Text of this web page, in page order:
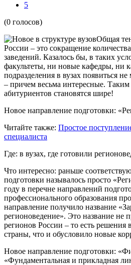
5
(0 голосов)
Общая
России – это сокращение
заведений. Казалось бы, в таких
факультеты, ни новые кафедры, ни
подразделения в вузах появиться
– причем весьма интересные.
абитуриентов становятся шире!
Новое направление подготовки:
Читайте также: Простое
специалиста
Где: в вузах, где готовили
Что интересно: раньше
подготовки называлось просто
году в перечне направлений
профессионального образования
направление получило название
регионоведение». Это название не
регионов России – то есть решения
страны, что и обусловило новые
Новое направление подготовки:
«Фундаментальная и прикладная